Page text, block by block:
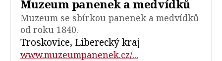
Muzeum panenek a medvídků
Muzeum se sbírkou panenek a medvídků
od roku 1840.
Troskovice, Liberecký kraj
www.muzeumpanenek.cz/...